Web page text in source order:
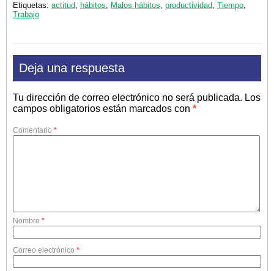
Etiquetas: actitud, hábitos, Malos hábitos, productividad, Tiempo,
Trabajo
Deja una respuesta
Tu dirección de correo electrónico no será publicada. Los
campos obligatorios están marcados con *
Comentario *
Nombre *
Correo electrónico *